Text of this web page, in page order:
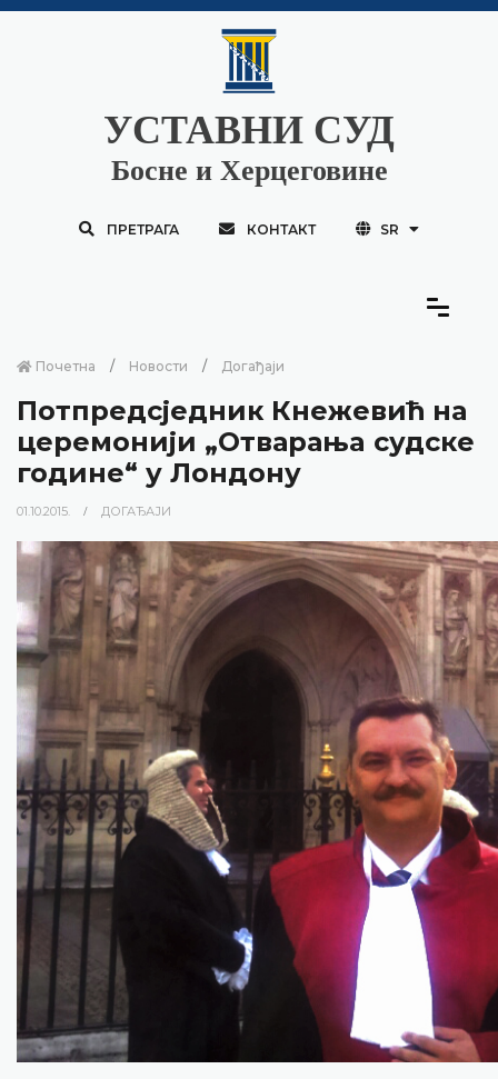
УСТАВНИ СУД
Босне и Херцеговине
ПРЕТРАГА КОНТАКТ SR
Почетна Новости Догађаји
Потпредсједник Кнежевић на
церемонији „Отварањa судске
године“ у Лондону
01.10.2015. ДОГАЂАЈИ